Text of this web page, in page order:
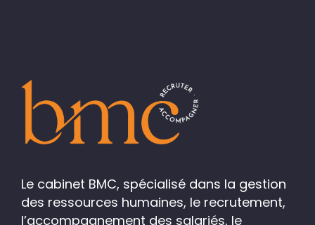
Le cabinet BMC, spécialisé dans la gestion
des ressources humaines, le recrutement,
l’accompagnement des salariés, le